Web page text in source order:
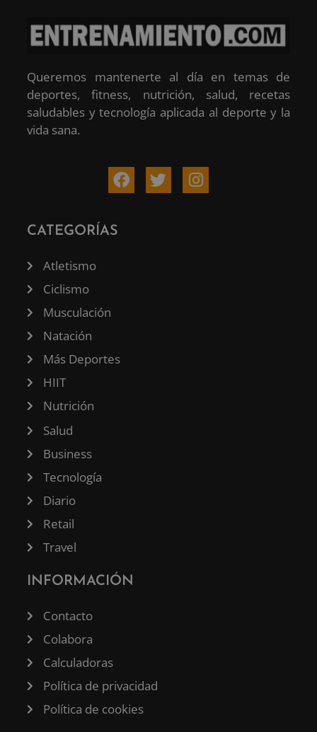
Queremos mantenerte al día en temas de
deportes, fitness, nutrición, salud, recetas
saludables y tecnología aplicada al deporte y la
vida sana.
CATEGORÍAS
Atletismo
Ciclismo
Musculación
Natación
Más Deportes
HIIT
Nutrición
Salud
Business
Tecnología
Diario
Retail
Travel
INFORMACIÓN
Contacto
Colabora
Calculadoras
Política de privacidad
Política de cookies